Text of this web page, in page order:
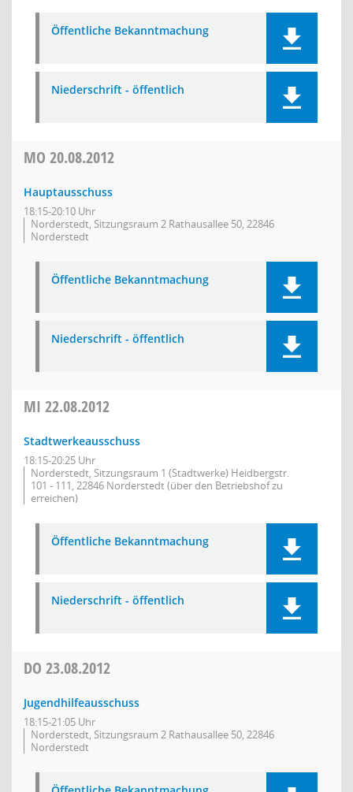
Öffentliche Bekanntmachung
Niederschrift - öffentlich
MO 20.08.2012
Hauptausschuss
18:15-20:10 Uhr
Norderstedt, Sitzungsraum 2 Rathausallee 50, 22846
Norderstedt
Öffentliche Bekanntmachung
Niederschrift - öffentlich
MI 22.08.2012
Stadtwerkeausschuss
18:15-20:25 Uhr
Norderstedt, Sitzungsraum 1 (Stadtwerke) Heidbergstr.
101 - 111, 22846 Norderstedt (über den Betriebshof zu
erreichen)
Öffentliche Bekanntmachung
Niederschrift - öffentlich
DO 23.08.2012
Jugendhilfeausschuss
18:15-21:05 Uhr
Norderstedt, Sitzungsraum 2 Rathausallee 50, 22846
Norderstedt